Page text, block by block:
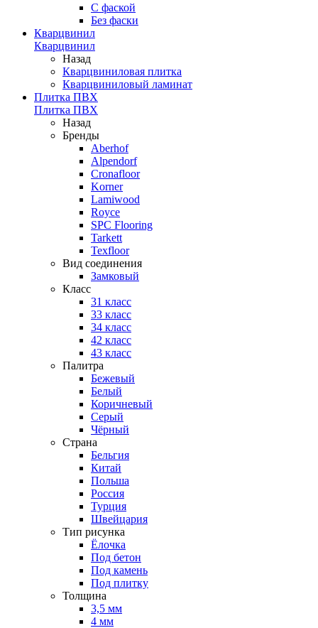
С фаской
Без фаски
Кварцвинил
Кварцвинил
Назад
Кварцвиниловая плитка
Кварцвиниловый ламинат
Плитка ПВХ
Плитка ПВХ
Назад
Бренды
Aberhof
Alpendorf
Cronafloor
Korner
Lamiwood
Royce
SPC Flooring
Tarkett
Texfloor
Вид соединения
Замковый
Класс
31 класс
33 класс
34 класс
42 класс
43 класс
Палитра
Бежевый
Белый
Коричневый
Серый
Чёрный
Страна
Бельгия
Китай
Польша
Россия
Турция
Швейцария
Тип рисунка
Ёлочка
Под бетон
Под камень
Под плитку
Толщина
3,5 мм
4 мм